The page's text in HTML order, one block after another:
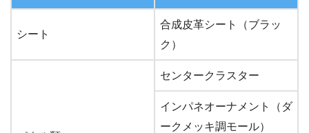
シート
合成皮革シート（ブラッ
ク）
センタークラスター
インパネオーナメント（ダ
ークメッキ調モール）